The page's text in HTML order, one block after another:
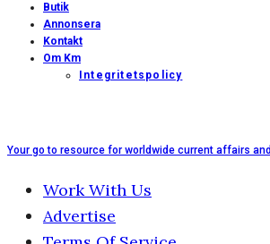
Butik
Annonsera
Kontakt
Om Km
Integritetspolicy
Your go to resource for worldwide current affairs
Work With Us
Advertise